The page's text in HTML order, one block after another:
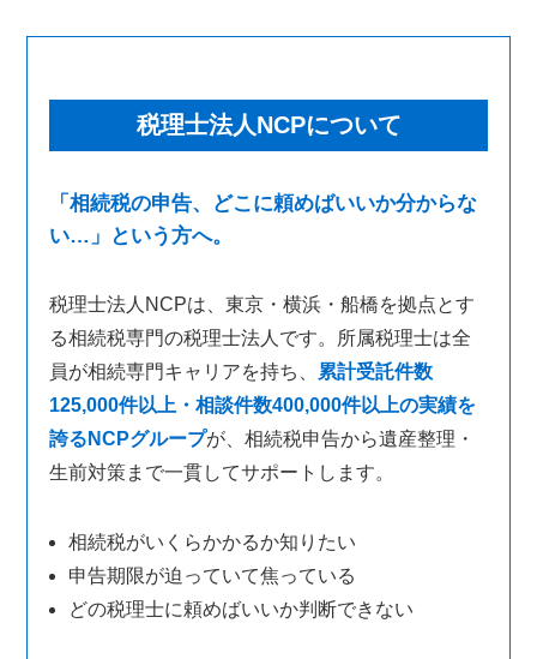
税理士法人NCPについて
「相続税の申告、どこに頼めばいいか分からな
い…」という方へ。
税理士法人NCPは、東京・横浜・船橋を拠点とす
る相続税専門の税理士法人です。所属税理士は全
員が相続専門キャリアを持ち、 累計受託件数
125,000件以上・相談件数400,000件以上の実績を
誇るNCPグループが、相続税申告から遺産整理・
生前対策まで一貫してサポートします。
相続税がいくらかかるか知りたい
申告期限が迫っていて焦っている
どの税理士に頼めばいいか判断できない